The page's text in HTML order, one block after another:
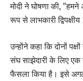
मोदी ने घोषणा की,
रूप से लाभकारी
उन्होंने कहा कि दोनों
संघ साझेदारी के लिए एक
फैसला किया है। इसे